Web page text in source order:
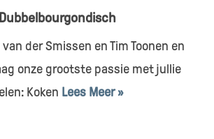
Dubbelbourgondisch
der Smissen en Tim Toonen en
onze grootste passie met jullie
Koken Lees Meer »